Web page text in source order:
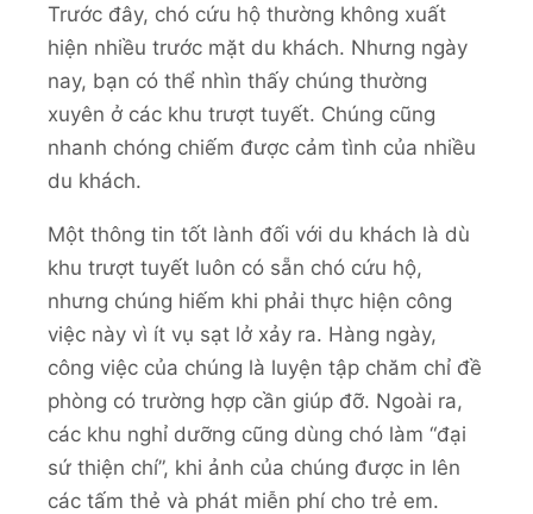
Trước đây, chó cứu hộ thường không xuất
hiện nhiều trước mặt du khách. Nhưng ngày
nay, bạn có thể nhìn thấy chúng thường
xuyên ở các khu trượt tuyết. Chúng cũng
nhanh chóng chiếm được cảm tình của nhiều
du khách.
Một thông tin tốt lành đối với du khách là dù
khu trượt tuyết luôn có sẵn chó cứu hộ,
nhưng chúng hiếm khi phải thực hiện công
việc này vì ít vụ sạt lở xảy ra. Hàng ngày,
công việc của chúng là luyện tập chăm chỉ đề
phòng có trường hợp cần giúp đỡ. Ngoài ra,
các khu nghỉ dưỡng cũng dùng chó làm “đại
sứ thiện chí”, khi ảnh của chúng được in lên
các tấm thẻ và phát miễn phí cho trẻ em.